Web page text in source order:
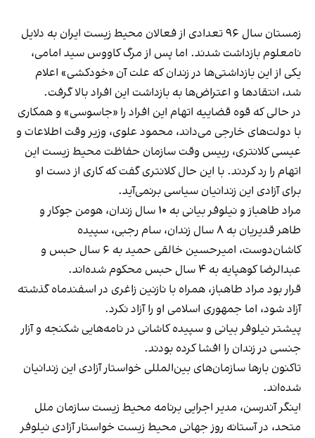
زمستان سال ۹۶ تعدادی از فعالان محیط زیست ایران به دلایل
نامعلوم بازداشت شدند. اما پس از مرگ کاووس سید امامی،
یکی از این بازداشتی‌ها در زندان که علت آن «خودکشی» اعلام
شد، انتقادها و اعتراض‌ها به بازداشت این افراد بالا گرفت.
در حالی که قوه قضاییه اتهام این افراد را «جاسوسی» و همکاری
با دولت‌های خارجی می‌داند، محمود علوی، وزیر وقت اطلاعات و
عیسی کلانتری، رییس وقت سازمان حفاظت محیط زیست این
اتهام را رد کردند. با این حال کلانتری گفت که کاری از دست او
برای آزادی این زندانیان سیاسی برنمی‌آید.
مراد طاهباز و نیلوفر بیانی به ۱۰ سال زندان، هومن جوکار و
طاهر قدیریان به ۸ سال زندان، سام رجبی، سپیده
کاشان‌دوست، امیرحسین خالقی حمید به ۶ سال حبس و
عبدالرضا کوهپایه به ۴ سال حبس محکوم شده‌اند.
قرار بود مراد طاهباز، همراه با نازنین زاغری در اسفندماه گذشته
آزاد شود، اما جمهوری اسلامی او را آزاد نکرد.
پیشتر نیلوفر بیانی و سپیده کاشانی در نامه‌هایی شکنجه و آزار
جنسی در زندان را افشا کرده‌ بودند.
تاکنون بارها سازمان‌های بین‌المللی خواستار آزادی این زندانیان
شده‌اند.
اینگر آندرسن، مدیر اجرایی برنامه محیط زیست سازمان ملل
متحد، در آستانه روز جهانی محیط زیست خواستار آزادی نیلوفر